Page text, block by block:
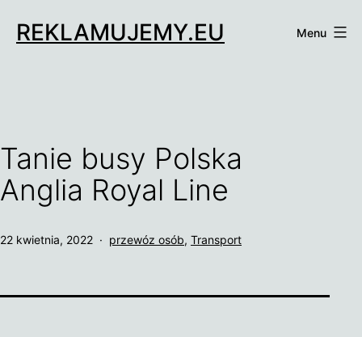
REKLAMUJEMY.EU Menu
Tanie busy Polska
Anglia Royal Line
Opublikowano
22 kwietnia, 2022
Umieszczono
przewóz osób, Transport